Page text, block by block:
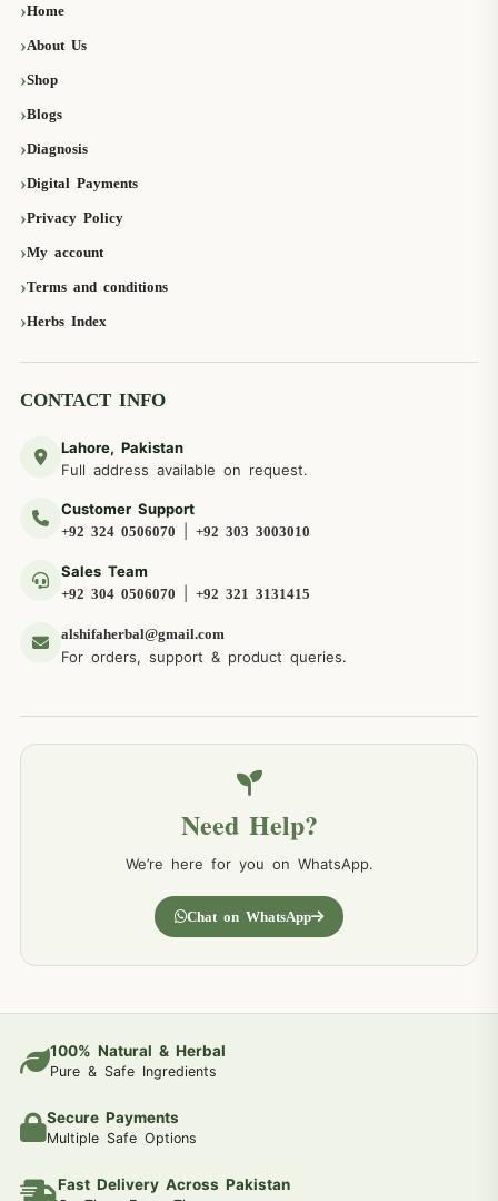
Home
About Us
Shop
Blogs
Diagnosis
Digital Payments
Privacy Policy
My account
Terms and conditions
Herbs Index
CONTACT INFO
Lahore, Pakistan
Full address available on request.
Customer Support
+92 324 0506070 +92 303 3003010
Sales Team
+92 304 0506070 +92 321 3131415
alshifaherbal@gmail.com
For orders, support & product queries.
Need Help?
We’re here for you on WhatsApp.
Chat on WhatsApp
100% Natural & Herbal
Pure & Safe Ingredients
Secure Payments
Multiple Safe Options
Fast Delivery Across Pakistan